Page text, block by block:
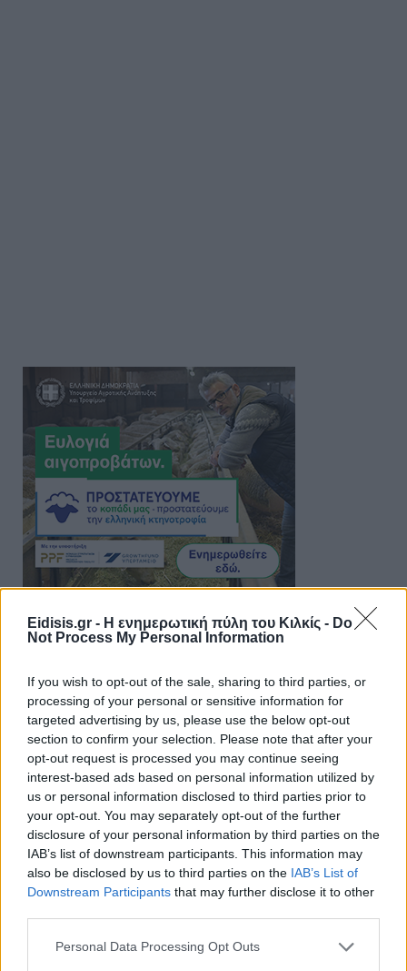
Eidisis.gr - Η ενημερωτική πύλη του Κιλκίς - Do
Not Process My Personal Information
If you wish to opt-out of the sale, sharing to third parties, or
processing of your personal or sensitive information for
targeted advertising by us, please use the below opt-out
section to confirm your selection. Please note that after your
opt-out request is processed you may continue seeing
interest-based ads based on personal information utilized by
us or personal information disclosed to third parties prior to
your opt-out. You may separately opt-out of the further
disclosure of your personal information by third parties on the
IAB’s list of downstream participants. This information may
also be disclosed by us to third parties on the IAB’s List of
Downstream Participants that may further disclose it to other
Personal Data Processing Opt Outs
Πρωινή